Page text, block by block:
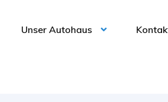
Unser Autohaus